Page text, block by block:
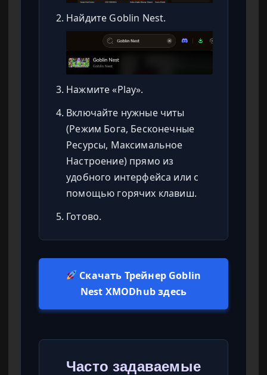
Найдите Goblin Nest.
Нажмите «Play».
Включайте нужные читы
(Режим Бога, Бесконечные
Ресурсы, Максимальное
Настроение) прямо из
удобного интерфейса или с
помощью горячих клавиш.
Готово.
Скачать Трейнер Goblin
Nest XMODhub здесь
Часто задаваемые